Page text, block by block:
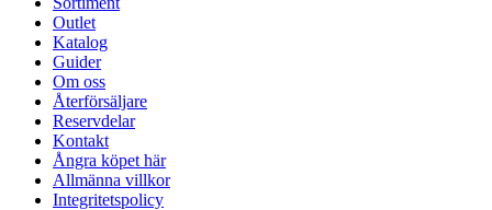
Outlet
Katalog
Guider
Om oss
Återförsäljare
Reservdelar
Kontakt
Ångra köpet här
Allmänna villkor
Integritetspolicy